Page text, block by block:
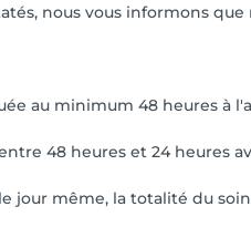
nous vous informons
au minimum 48 heures à
48 heures et 24 heures
jour même, la totalité du